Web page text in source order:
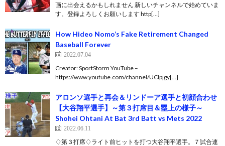
画に出会えるかもしれません 新しいチャンネルで始めていま
す。登録よろしくお願いします http[…]
How Hideo Nomo’s Fake Retirement Changed
Baseball Forever
2022.07.04
Creator: SportStorm YouTube –
https://www.youtube.com/channel/UCIpjgy[…]
アロンソ選手と再会＆リンドーア選手と初顔合わせ
【大谷翔平選手】～第３打席目＆塁上の様子～
Shohei Ohtani At Bat 3rd Batt vs Mets 2022
2022.06.11
♢第３打席♢ライト前ヒットを打つ大谷翔平選手。７試合連